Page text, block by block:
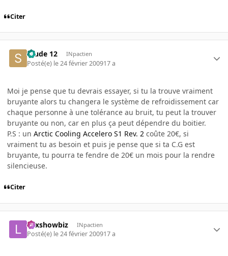
Citer
Stude 12 INpactien
Posté(e) le 24 février 200917 a
Moi je pense que tu devrais essayer, si tu la trouve vraiment
bruyante alors tu changera le système de refroidissement car
chaque personne à une tolérance au bruit, tu peut la trouver
bruyante ou non, car en plus ça peut dépendre du boitier.
P.S : un Arctic Cooling Accelero S1 Rev. 2 coûte 20€, si
vraiment tu as besoin et puis je pense que si ta C.G est
bruyante, tu pourra te fendre de 20€ un mois pour la rendre
silencieuse.
Citer
Lexshowbiz INpactien
Posté(e) le 24 février 200917 a